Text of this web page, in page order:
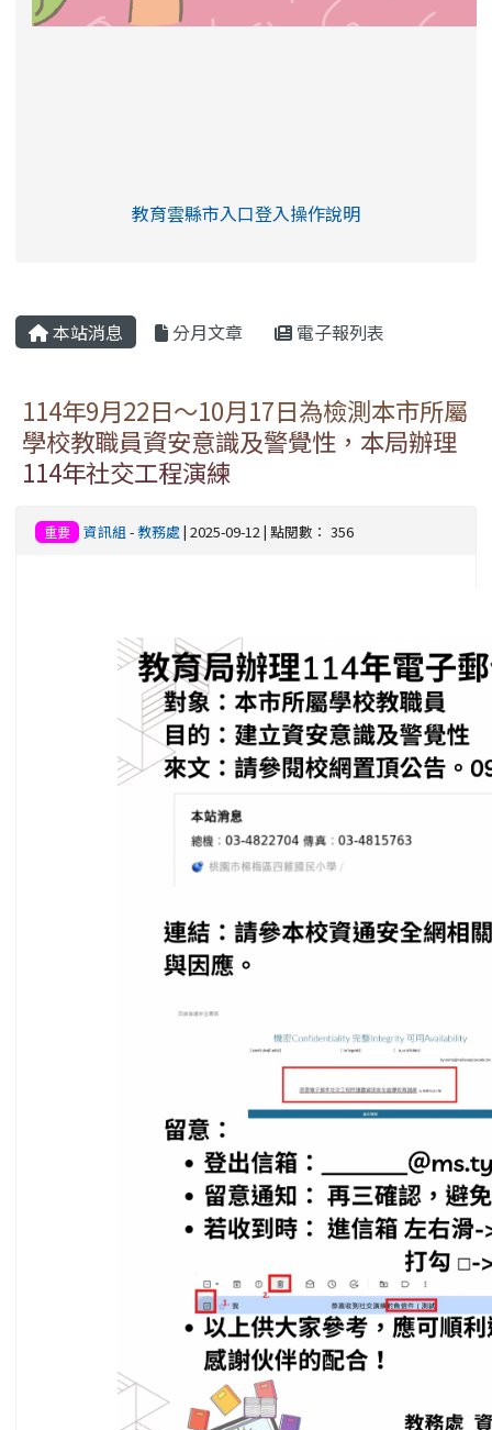
link to https://eliteracy.edu.tw/Shorts/
教育雲縣市入口登入操作說明
本站消息 分月文章 電子報列表
114年9月22日～10月17日為檢測本市所屬
學校教職員資安意識及警覺性，本局辦理
114年社交工程演練
重要 資訊組 -教務處 | 2025-09-12 | 點閱數： 356